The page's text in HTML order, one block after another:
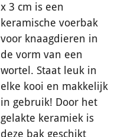
x 3 cm is een
keramische voerbak
voor knaagdieren in
de vorm van een
wortel. Staat leuk in
elke kooi en makkelijk
in gebruik! Door het
gelakte keramiek is
deze bak geschikt